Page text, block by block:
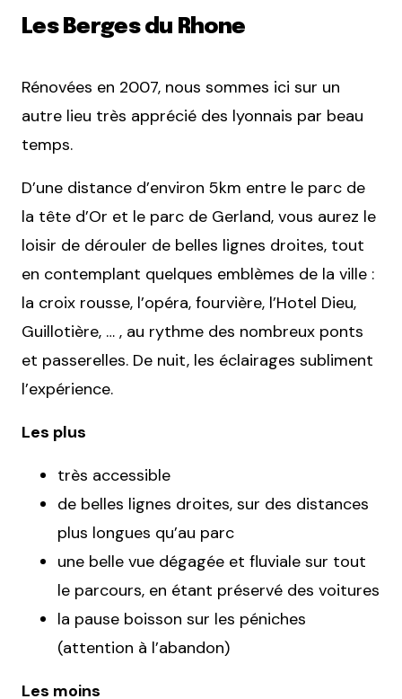
Les Berges du Rhone
Rénovées en 2007, nous sommes ici sur un
autre lieu très apprécié des lyonnais par beau
temps.
D’une distance d’environ 5km entre le parc de
la tête d’Or et le parc de Gerland, vous aurez le
loisir de dérouler de belles lignes droites, tout
en contemplant quelques emblèmes de la ville :
la croix rousse, l’opéra, fourvière, l’Hotel Dieu,
Guillotière, … , au rythme des nombreux ponts
et passerelles. De nuit, les éclairages subliment
l’expérience.
Les plus
très accessible
de belles lignes droites, sur des distances
plus longues qu’au parc
une belle vue dégagée et fluviale sur tout
le parcours, en étant préservé des voitures
la pause boisson sur les péniches
(attention à l’abandon)
Les moins